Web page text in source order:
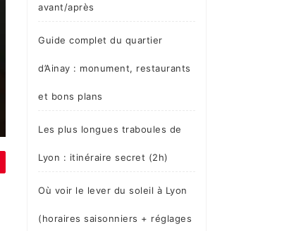
avant/après
Guide complet du quartier
d’Ainay : monument, restaurants
et bons plans
Les plus longues traboules de
Lyon : itinéraire secret (2h)
Où voir le lever du soleil à Lyon
(horaires saisonniers + réglages